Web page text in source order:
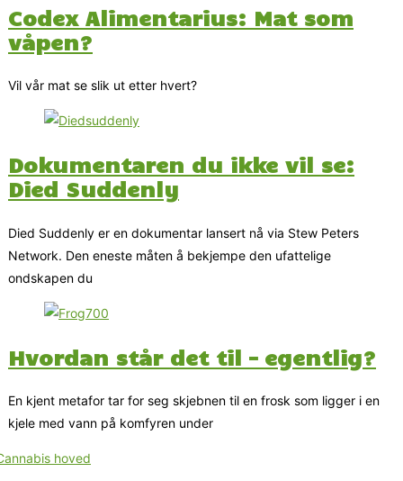
Codex Alimentarius: Mat som
våpen?
Vil vår mat se slik ut etter hvert?
Dokumentaren du ikke vil se:
Died Suddenly
Died Suddenly er en dokumentar lansert nå via Stew Peters
Network. Den eneste måten å bekjempe den ufattelige
ondskapen du
Hvordan står det til – egentlig?
En kjent metafor tar for seg skjebnen til en frosk som ligger i en
kjele med vann på komfyren under